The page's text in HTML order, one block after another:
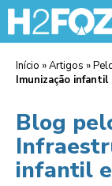
Início »Artigos »
Imunização infantil
Blog
infantil